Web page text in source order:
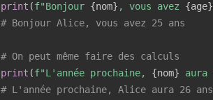
print (f"Bonjour {nom} , vous avez {age}
# Bonjour Alice, vous avez 25 ans
# On peut même faire des calculs
print (f"L'année prochaine, {nom} aura
# L'année prochaine, Alice aura 26 ans